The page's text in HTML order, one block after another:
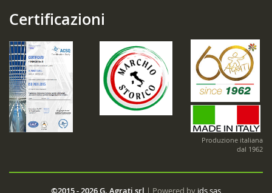
Certificazioni
Produzione italiana
dal 1962
©2015 - 2026 G. Agrati srl | Powered by ids sas